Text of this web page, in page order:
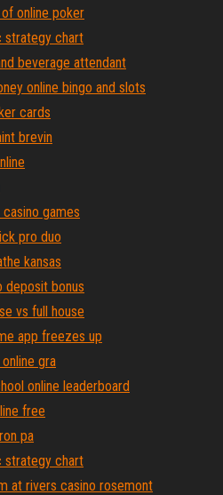
online poker
strategy chart
beverage attendant
online bingo and slots
cards
brevin
games
pro duo
kansas
deposit bonus
vs full house
app freezes up
gra
online leaderboard
free
pa
strategy chart
at rivers casino rosemont